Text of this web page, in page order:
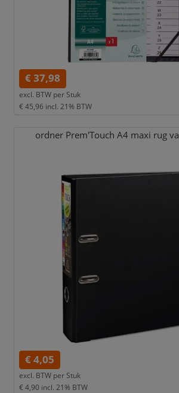
€ 37,98
excl. BTW per Stuk
€ 45,96 incl. 21% BTW
ordner Prem'Touch A4 maxi rug
€ 4,05
excl. BTW per Stuk
€ 4,90 incl. 21% BTW